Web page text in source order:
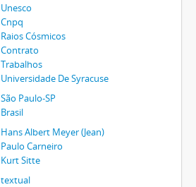
Unesco
Cnpq
Raios Cósmicos
Contrato
Trabalhos
Universidade De Syracuse
São Paulo-SP
Brasil
Hans Albert Meyer (Jean)
Paulo Carneiro
Kurt Sitte
textual